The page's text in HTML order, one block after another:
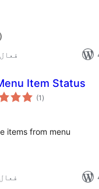
20+
Item Status
(1 مجموعی
درجہ
)
items from menu
10+